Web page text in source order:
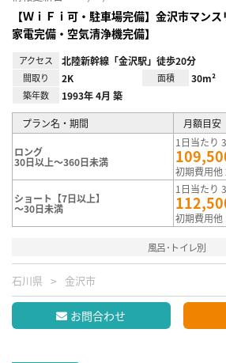
【ＷｉＦｉ可・駐車場完備】金沢市マン
家電完備・空気清浄機完備】
アクセス 北陸新幹線「金沢駅」徒歩20分
間取り 2K 面積 30m²
築年数 1993年 4月 築
プラン名・期間 月額目安
ロング
30日以上～360日未満
1日当たり
初期費用
ショート【7日以上】
～30日未満
1日当たり
初期費用
風呂･トイレ別
石川県 金沢市
お問合わせ